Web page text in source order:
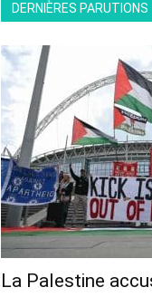
DERNIÈRES PARUTIONS
La Palestine